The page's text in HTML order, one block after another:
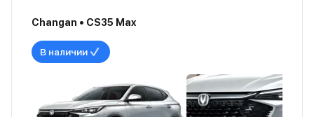
Changan • CS35 Max
В наличии